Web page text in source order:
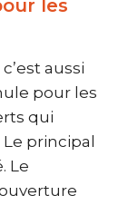
les
aussi
pour les
qui
principal
Le